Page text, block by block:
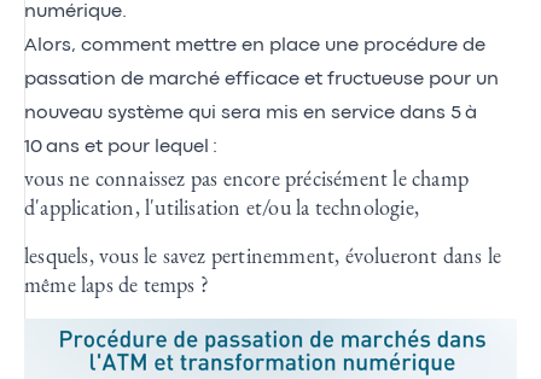
numérique.
Alors, comment mettre en place une procédure de
passation de marché efficace et fructueuse pour un
nouveau système qui sera mis en service dans 5 à
10 ans et pour lequel :
vous ne connaissez pas encore précisément le champ
d'application, l'utilisation et/ou la technologie,
lesquels, vous le savez pertinemment, évolueront dans le
même laps de temps ?